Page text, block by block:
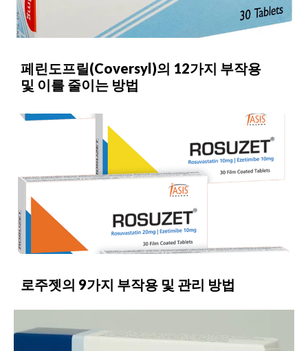
페린도프릴(Coversyl)의 12가지 부작용
및 이를 줄이는 방법
로주젯의 9가지 부작용 및 관리 방법